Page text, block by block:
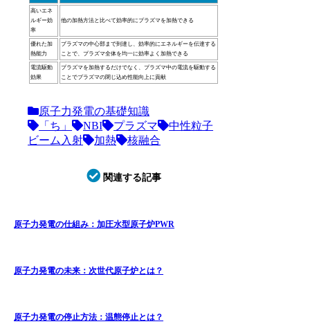
高いエネ
ルギー効
率
他の加熱方法と比べて効率的にプラズマを加熱できる
優れた加
熱能力
プラズマの中心部まで到達し、効率的にエネルギーを伝達する
ことで、プラズマ全体を均一に効率よく加熱できる
電流駆動
効果
プラズマを加熱するだけでなく、プラズマ中の電流を駆動する
ことでプラズマの閉じ込め性能向上に貢献
原子力発電の基礎知識
「ち」
NBI プラズマ
中性粒子
ビーム入射
加熱 核融合
関連する記事
原子力発電の仕組み：加圧水型原子炉PWR
原子力発電の未来：次世代原子炉とは？
原子力発電の停止方法：温態停止とは？